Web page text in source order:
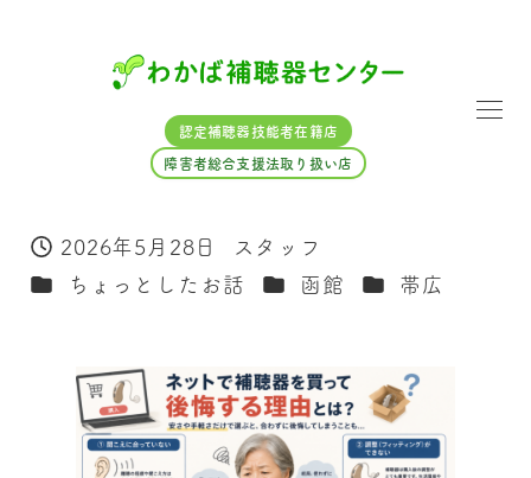
認定補聴器技能者在籍店
障害者総合支援法取り扱い店
投稿日
2026年5月28日
スタッフ
カテゴリー
ちょっとしたお話 カテゴリー
函館 カテゴリー
帯広